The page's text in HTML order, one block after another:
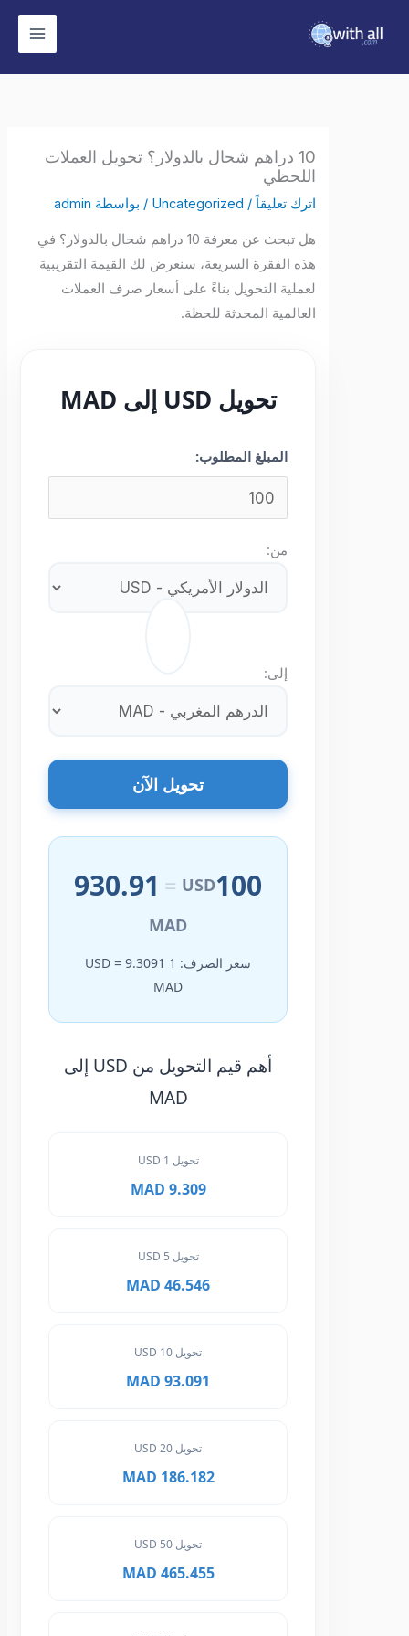
10 دراهم شحال بالدولار؟ تحويل العملات
اللحظي
اترك تعليقاً /
Uncategorized/ بواسطة admin
هل تبحث عن معرفة 10 دراهم شحال بالدولار؟ في
هذه الفقرة السريعة، سنعرض لك القيمة التقريبية
لعملية التحويل بناءً على أسعار صرف العملات
العالمية المحدثة للحظة.
تحويل USD إلى MAD
المبلغ المطلوب:
تحويل الآن
100
USD
=
930.91
MAD
سعر الصرف: 1 USD = 9.3091
أهم قيم التحويل من USD إلى
MAD
تحويل 1 USD
9.309 MAD
تحويل 5 USD
46.546 MAD
93.091 MAD
186.182 MAD
465.455 MAD